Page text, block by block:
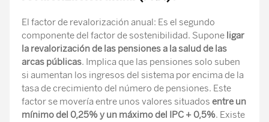
El factor de revalorización anual: Es el segundo
componente del factor de sostenibilidad. Supone ligar
la revalorización de las pensiones a la salud de las
arcas públicas. Implica que las pensiones solo suben
si aumentan los ingresos del sistema por encima de la
tasa de crecimiento del número de pensiones. Este
factor se movería entre unos valores situados entre un
mínimo del 0,25% y un máximo del IPC + 0,5%. Existe